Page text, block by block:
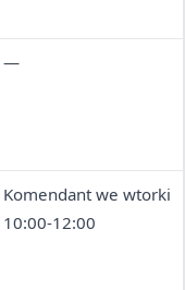
—
Komendant we wtorki
10:00-12:00